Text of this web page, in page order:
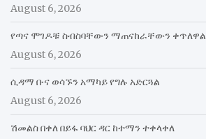
August 6, 2026
የጣና ሞገዶቹ ስብስባቸውን ማጠናከራቸውን ቀጥለዋል
August 6, 2026
ሲዳማ ቡና ወሳኙን አማካይ የግሉ አድርጓል
August 6, 2026
ሽመልስ በቀለ በይፋ ባህር ዳር ከተማን ተቀላቀለ